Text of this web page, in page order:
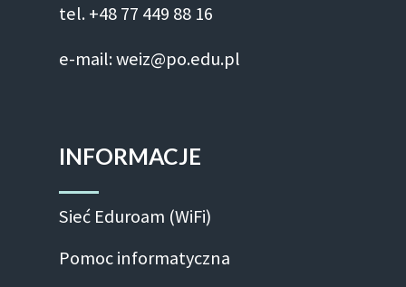
tel. +48 77 449 88 16
e-mail: weiz@po.edu.pl
INFORMACJE
Sieć Eduroam (WiFi)
Pomoc informatyczna